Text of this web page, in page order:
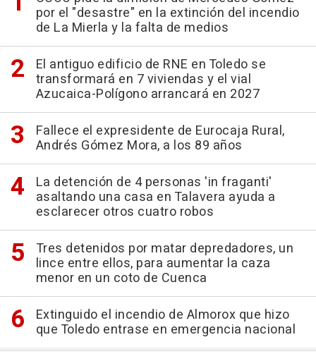
por el "desastre" en la extinción del incendio
de La Mierla y la falta de medios
El antiguo edificio de RNE en Toledo se
transformará en 7 viviendas y el vial
Azucaica-Polígono arrancará en 2027
Fallece el expresidente de Eurocaja Rural,
Andrés Gómez Mora, a los 89 años
La detención de 4 personas 'in fraganti'
asaltando una casa en Talavera ayuda a
esclarecer otros cuatro robos
Tres detenidos por matar depredadores, un
lince entre ellos, para aumentar la caza
menor en un coto de Cuenca
Extinguido el incendio de Almorox que hizo
que Toledo entrase en emergencia nacional